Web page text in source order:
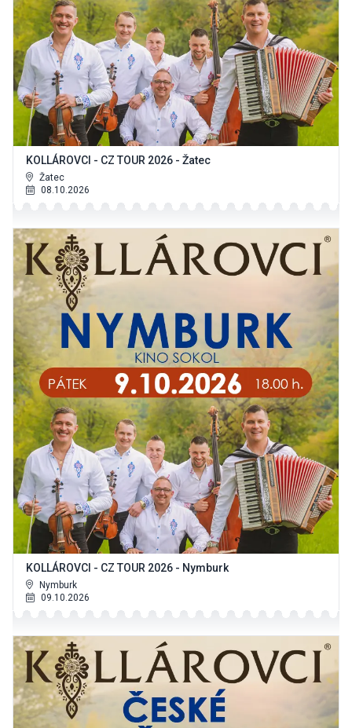
KOLLÁROVCI - CZ TOUR 2026 - Žatec
Žatec
08.10.2026
KOLLÁROVCI - CZ TOUR 2026 - Nymburk
Nymburk
09.10.2026